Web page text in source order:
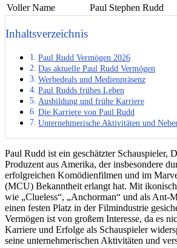
Voller Name
Paul Stephen Rudd
Inhaltsverzeichnis
Paul Rudd Vermögen 2026
Das aktuelle Paul Rudd Vermögen
Werbedeals und Medienpräsenz
Paul Rudds frühes Leben
Ausbildung und frühe Karriere
Die Karriere von Paul Rudd
Unternehmerische Aktivitäten und
Paul Rudd ist ein geschätzter Schauspieler,
Produzent aus Amerika, der insbesondere
erfolgreichen Komödienfilmen und im
(MCU) Bekanntheit erlangt hat. Mit
wie „Clueless“, „Anchorman“ und als Ant-
einen festen Platz in der Filmindustrie
Vermögen ist von großem Interesse, da es
Karriere und Erfolge als Schauspieler
seine unternehmerischen Aktivitäten und